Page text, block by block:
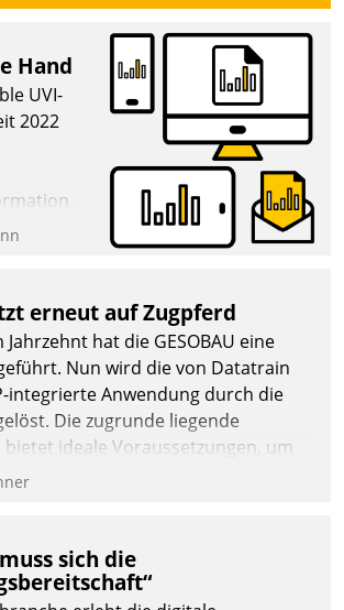
Hand
UVI-
2022
und
gehen
über
bei
erneut auf Zugpferd
hat die GESOBAU eine
Nun wird die von Datatrain
integrierte Anwendung durch die
Die zugrunde liegende
ideale Voraussetzungen, um
der App zu erweitern und weitere
sich die